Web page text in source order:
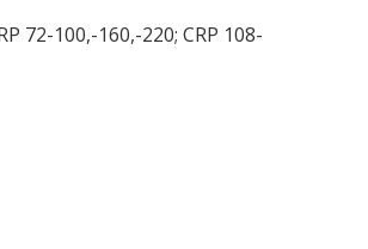
72-100,-160,-220; CRP 108-